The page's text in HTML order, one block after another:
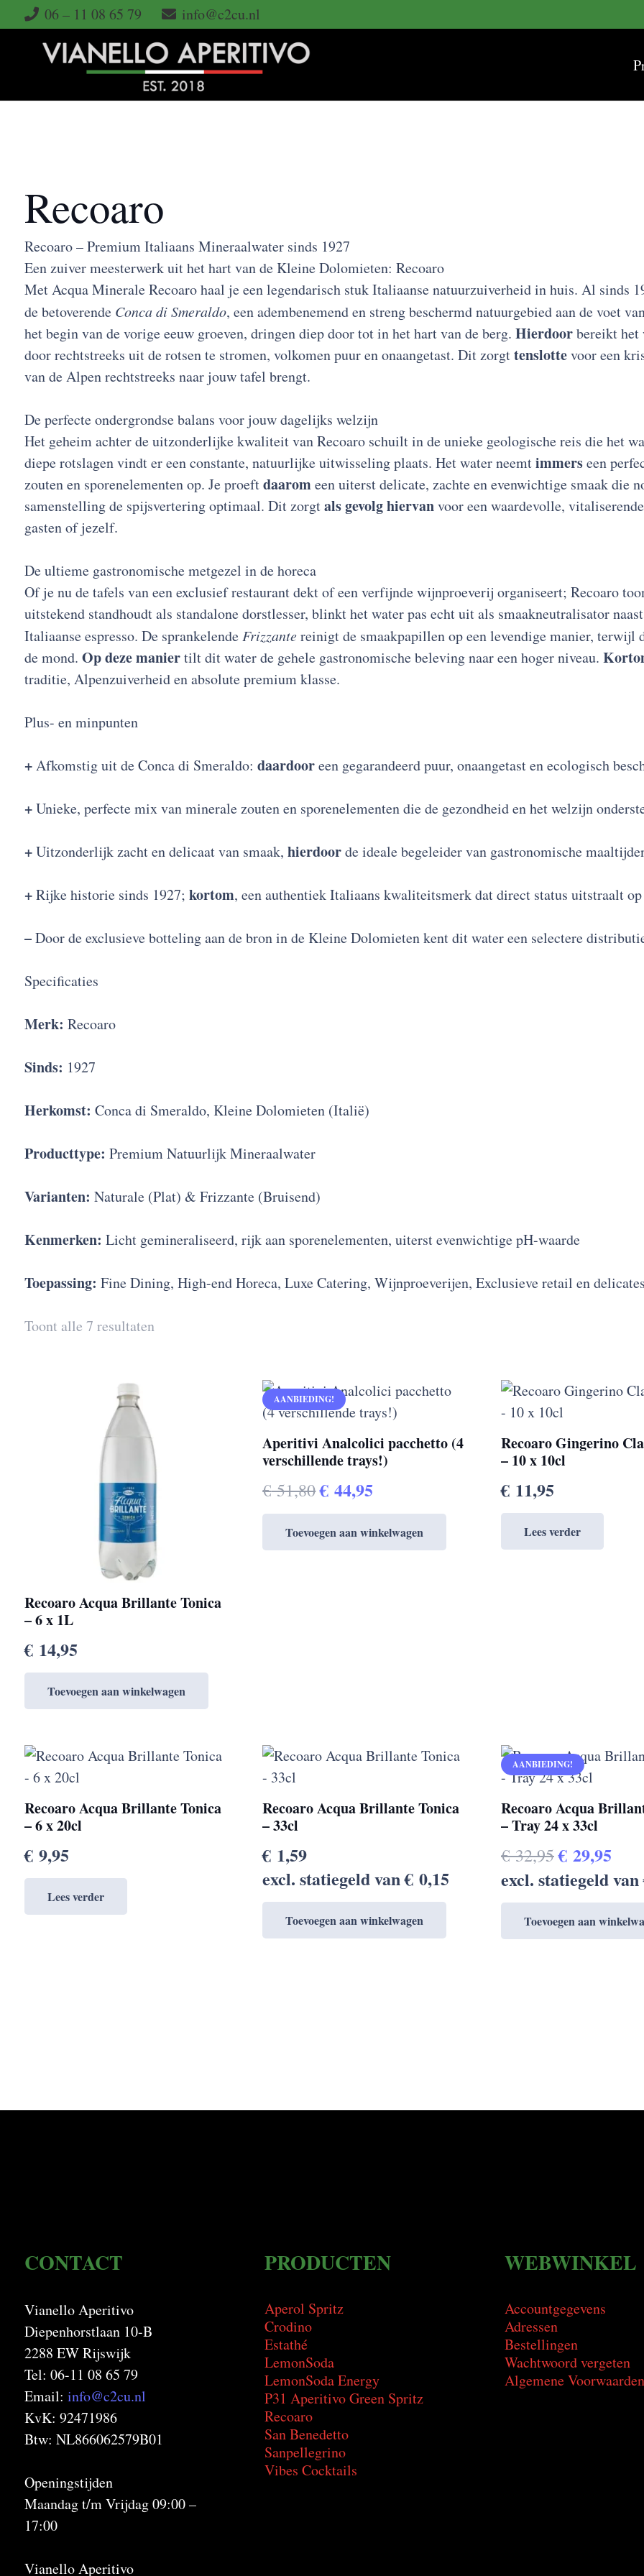
06 – 11 08 65 79 info@c2cu.nl
Recoaro
Recoaro – Premium Italiaans Mineraalwater sinds 1927
Een zuiver meesterwerk uit het hart van de Kleine Dolomieten: Recoaro
Met Acqua Minerale Recoaro haal je een legendarisch stuk Italiaanse natuurzuiverheid in huis. Al sinds
de betoverende Conca di Smeraldo, een adembenemend en streng beschermd natuurgebied aan de voet
het begin van de vorige eeuw groeven, dringen diep door tot in het hart van de berg. Hierdoorbereikt het
door rechtstreeks uit de rotsen te stromen, volkomen puur en onaangetast. Dit zorgttenslottevoor een
van de Alpen rechtstreeks naar jouw tafel brengt.
De perfecte ondergrondse balans voor jouw dagelijks welzijn
Het geheim achter de uitzonderlijke kwaliteit van Recoaro schuilt in de unieke geologische reis die het
diepe rotslagen vindt er een constante, natuurlijke uitwisseling plaats. Het water neemtimmerseen
zouten en sporenelementen op. Je proeftdaaromeen uiterst delicate, zachte en evenwichtige smaak die
samenstelling de spijsvertering optimaal. Dit zorgtals gevolg hiervanvoor een waardevolle,
gasten of jezelf.
De ultieme gastronomische metgezel in de horeca
Of je nu de tafels van een exclusief restaurant dekt of een verfijnde wijnproeverij organiseert; Recoaro
uitstekend standhoudt als standalone dorstlesser, blinkt het water pas echt uit als smaakneutralisator
Italiaanse espresso. De sprankelende Frizzantereinigt de smaakpapillen op een levendige manier, terwijl
de mond. Op deze maniertilt dit water de gehele gastronomische beleving naar een hoger niveau.
traditie, Alpenzuiverheid en absolute premium klasse.
Plus- en minpunten
+Afkomstig uit de Conca di Smeraldo: daardooreen gegarandeerd puur, onaangetast en ecologisch
+Unieke, perfecte mix van minerale zouten en sporenelementen die de gezondheid en het welzijn
+Uitzonderlijk zacht en delicaat van smaak, hierdoorde ideale begeleider van gastronomische
+Rijke historie sinds 1927; kortom, een authentiek Italiaans kwaliteitsmerk dat direct status uitstraalt
–Door de exclusieve botteling aan de bron in de Kleine Dolomieten kent dit water een selectere
Specificaties
Merk: Recoaro
Sinds: 1927
Herkomst: Conca di Smeraldo, Kleine Dolomieten (Italië)
Producttype: Premium Natuurlijk Mineraalwater
Varianten: Naturale (Plat) & Frizzante (Bruisend)
Kenmerken: Licht gemineraliseerd, rijk aan sporenelementen, uiterst evenwichtige pH-waarde
Toepassing: Fine Dining, High-end Horeca, Luxe Catering, Wijnproeverijen, Exclusieve retail en
Toont alle 7 resultaten
Recoaro Acqua Brillante Tonica
– 6 x 1L
€14,95
Toevoegen aan winkelwagen
AANBIEDING!
Aperitivi Analcolici pacchetto (4
verschillende trays!)
€51,80Oorspronkelijke
prijs
was:
€ 44,95
prijs
is:
Toevoegen aan winkelwagen
Recoaro Gingerino
– 10 x 10cl
€ 11,95
Lees verder
Recoaro Acqua Brillante Tonica
– 6 x 20cl
€9,95
Lees verder
Recoaro Acqua Brillante Tonica
– 33cl
€ 1,59
excl. statiegeld van€ 0,15
Toevoegen aan winkelwagen
AANBIEDING!
Recoaro Acqua
– Tray 24 x 33cl
€32,95
prijs
was:
€ 32,95.
€ 29,95
is:
€
excl. statiegeld van
Toevoegen aan
CONTACT
Vianello Aperitivo
Diepenhorstlaan 10-B
2288 EW Rijswijk
Tel: 06-11 08 65 79
Email: info@c2cu.nl
KvK: 92471986
Btw: NL866062579B01
Openingstijden
Maandag t/m Vrijdag 09:00 –
17:00
Vianello Aperitivo
PRODUCTEN
Aperol Spritz
Crodino
Estathé
LemonSoda
LemonSoda Energy
P31 Aperitivo Green Spritz
Recoaro
San Benedetto
Sanpellegrino
Vibes Cocktails
WEBWINKEL
Accountgegevens
Adressen
Bestellingen
Wachtwoord vergeten
Algemene Voorwaarden